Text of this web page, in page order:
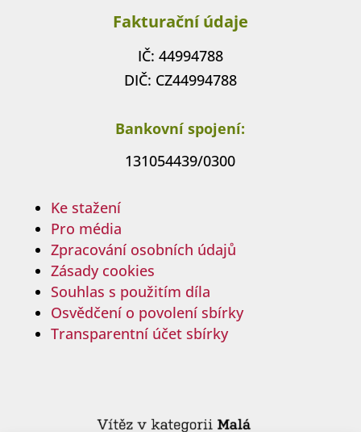
Fakturační údaje
IČ: 44994788
DIČ: CZ44994788
Bankovní spojení:
131054439/0300
Ke stažení
Pro média
Zpracování osobních údajů
Zásady cookies
Souhlas s použitím díla
Osvědčení o povolení sbírky
Transparentní účet sbírky